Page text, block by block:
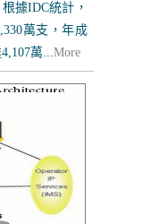
據IDC統計，
萬支，年成
萬...More